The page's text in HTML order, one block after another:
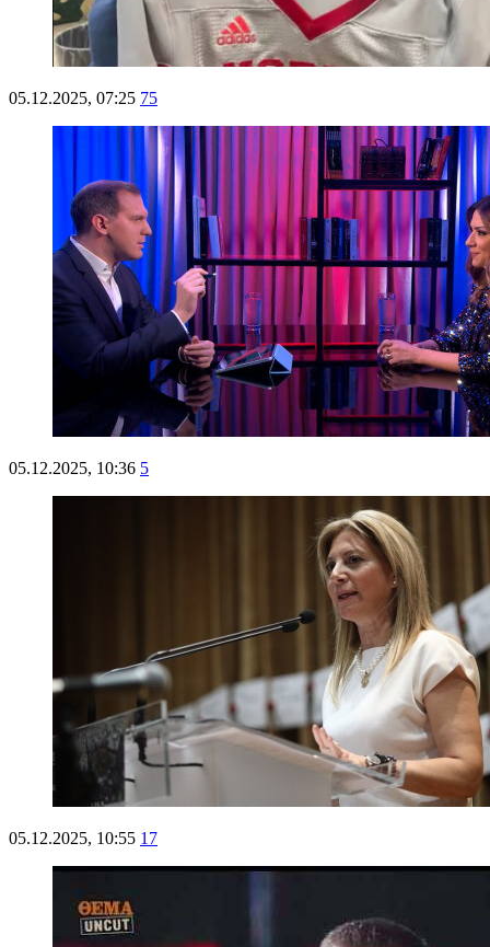
05.12.2025, 07:25 75
05.12.2025, 10:36 5
05.12.2025, 10:55 17